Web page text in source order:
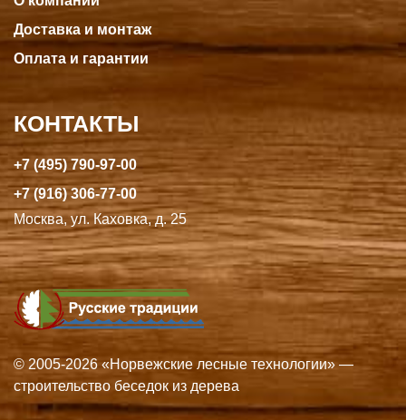
Доставка и монтаж
Оплата и гарантии
КОНТАКТЫ
+7 (495) 790-97-00
+7 (916) 306-77-00
Москва, ул. Каховка, д. 25
© 2005-2026 «Норвежские лесные технологии» —
строительство беседок из дерева